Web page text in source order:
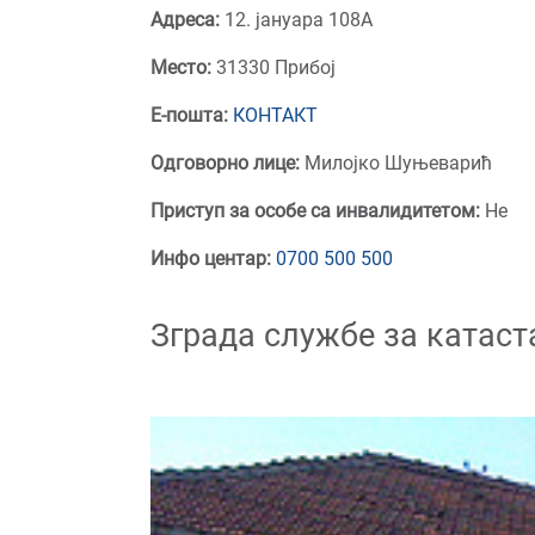
Адреса: 12. јануара 108А
Место: 31330 Прибој
Е-пошта: КОНТАКТ
Одговорно лице: Милојко Шуњеварић
Приступ за особе са инвалидитетом: Не
Инфо центар: 0700 500 500
Зграда службе за